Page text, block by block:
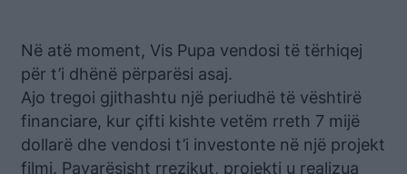
Në atë moment, Vis Pupa vendosi të tërhiqej
për t’i dhënë përparësi asaj.
Ajo tregoi gjithashtu një periudhë të vështirë
financiare, kur çifti kishte vetëm rreth 7 mijë
dollarë dhe vendosi t’i investonte në një projekt
filmi. Pavarësisht rrezikut, projekti u realizua